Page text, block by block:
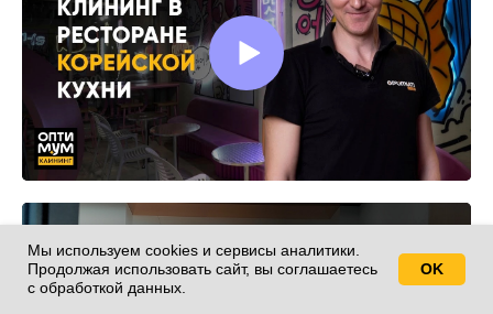
Свяжитесь с нами!
Мы используем cookies и сервисы аналитики.
Продолжая использовать сайт, вы соглашаетесь
с обработкой данных.
OK